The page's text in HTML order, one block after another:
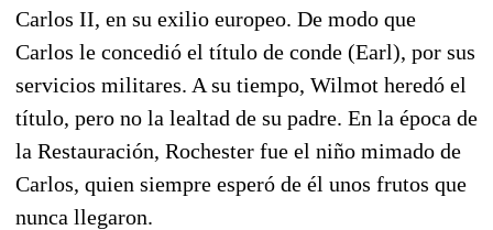
Carlos II, en su exilio europeo. De modo que
Carlos le concedió el título de conde (Earl), por sus
servicios militares. A su tiempo, Wilmot heredó el
título, pero no la lealtad de su padre. En la época de
la Restauración, Rochester fue el niño mimado de
Carlos, quien siempre esperó de él unos frutos que
nunca llegaron.